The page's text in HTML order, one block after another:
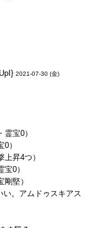
2021-07-30 (金)
宝0）
）
昇4つ）
0）
堅）
。アムドゥスキアス